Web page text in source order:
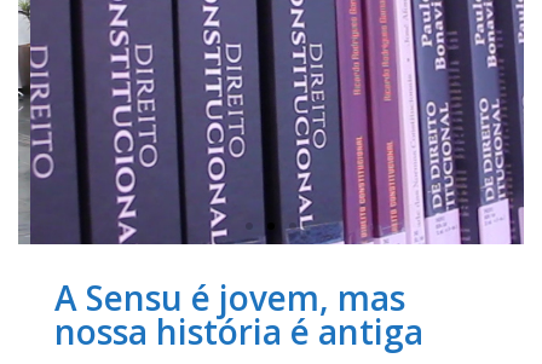
A Sensu é jovem, mas
nossa história é antiga